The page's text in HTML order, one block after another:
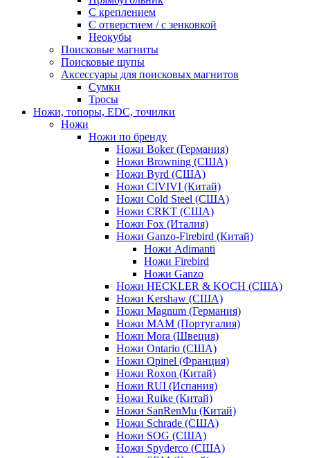
С креплением
С отверстием / с зенковкой
Неокубы
Поисковые магниты
Поисковые щупы
Аксессуары для поисковых магнитов
Сумки
Тросы
Ножи, топоры, EDC, точилки
Ножи
Ножи по бренду
Ножи Boker (Германия)
Ножи Browning (США)
Ножи Byrd (США)
Ножи CIVIVI (Китай)
Ножи Cold Steel (США)
Ножи CRKT (США)
Ножи Fox (Италия)
Ножи Ganzo-Firebird (Китай)
Ножи Adimanti
Ножи Firebird
Ножи Ganzo
Ножи HECKLER & KOCH (США)
Ножи Kershaw (США)
Ножи Magnum (Германия)
Ножи MAM (Португалия)
Ножи Mora (Швеция)
Ножи Ontario (США)
Ножи Opinel (Франция)
Ножи Roxon (Китай)
Ножи RUI (Испания)
Ножи Ruike (Китай)
Ножи SanRenMu (Китай)
Ножи Schrade (США)
Ножи SOG (США)
Ножи Spyderco (США)